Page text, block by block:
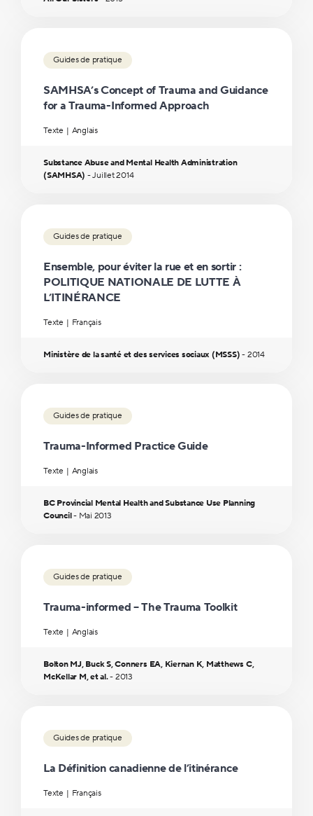
Guides de pratique
SAMHSA’s Concept of Trauma and Guidance
for a Trauma-Informed Approach
Texte Anglais
Substance Abuse and Mental Health Administration
(SAMHSA) -Juillet2014
Guides de pratique
Ensemble, pour éviter la rue et en sortir :
POLITIQUE NATIONALE DE LUTTE À
L’ITINÉRANCE
Texte Français
Ministère de la santé et des services sociaux (MSSS) - 2014
Guides de pratique
Trauma-Informed Practice Guide
Texte Anglais
BC Provincial Mental Health and Substance Use Planning
Council- Mai 2013
Guides de pratique
Trauma-informed – The Trauma Toolkit
Texte Anglais
Bolton MJ, Buck S, Conners EA, Kiernan K, Matthews C,
McKellar M, et al.- 2013
Guides de pratique
La Définition canadienne de l’itinérance
Texte Français